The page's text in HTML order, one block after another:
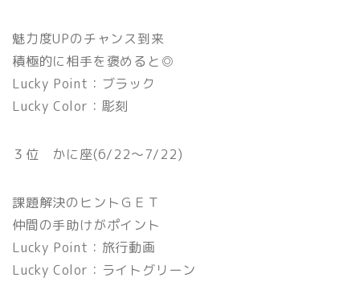
魅力度UPのチャンス到来
積極的に相手を褒めると◎
Lucky Point：ブラック
Lucky Color：彫刻
３位 かに座(6/22〜7/22)
課題解決のヒントＧＥＴ
仲間の手助けがポイント
Lucky Point：旅行動画
Lucky Color：ライトグリーン